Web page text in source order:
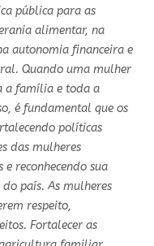
pública para as
alimentar, na
autonomia financeira e
Quando uma mulher
a família e toda a
é fundamental que os
políticas
das mulheres
reconhecendo sua
país. As mulheres
respeito,
Fortalecer as